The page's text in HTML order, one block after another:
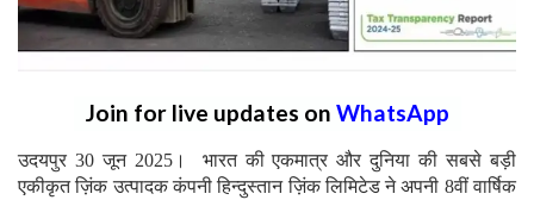
Join for live updates on WhatsApp
उदयपुर 30 जून 2025। भारत की एकमात्र और दुनिया की सबसे बड़ी
एकीकृत ज़िंक उत्पादक कंपनी हिन्दुस्तान ज़िंक लिमिटेड ने अपनी 8वीं वार्षिक